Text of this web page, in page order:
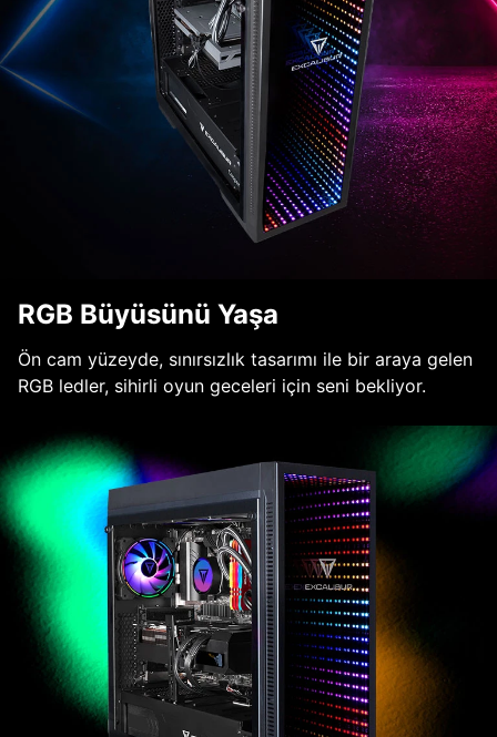
RGB Büyüsünü Yaşa
Ön cam yüzeyde, sınırsızlık tasarımı ile bir araya gelen
RGB ledler, sihirli oyun geceleri için seni bekliyor.